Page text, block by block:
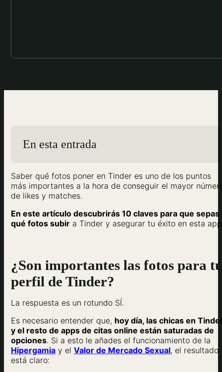
En esta entrada
Saber qué fotos poner en Tinder es uno de los puntos
más importantes a la hora de conseguir el mayor
de likes y matches.
En este artículo descubrirás 10 claves para que sepas
qué fotos subir a Tinder y asegurar tu éxito en esta
¿Son importantes las fotos para
perfil de Tinder?
La respuesta es un rotundo SÍ.
Es necesario entender que, hoy día, las chicas en
y el resto de apps de citas online están saturadas de
opciones. Si a esto le añades el funcionamiento de la
Hipergamia y el Valor de Mercado Sexual, el resultado
está claro: